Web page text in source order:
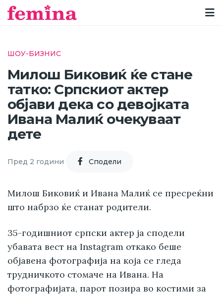
ШОУ-БИЗНИС
Милош Биковиќ ќе стане
татко: Српскиот актер
објави дека со девојката
Ивана Малиќ очекуваат
дете
Пред 2 години Cподели
Милош Биковиќ и Ивана Малиќ се пресреќни
што набрзо ќе станат родители.
35-годишниот српски актер ја сподели
убавата вест на Instagram откако беше
објавена фотографија на која се гледа
трудничкото стомаче на Ивана. На
фотографијата, парот позира во костими за